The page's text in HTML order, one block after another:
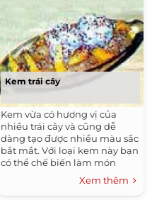
Kem trái cây
Kem vừa có hương vị của
nhiều trái cây và cũng dễ
dàng tạo được nhiều màu sắc
bắt mắt. Với loại kem này bạn
có thể chế biến làm món
tráng miệng sau mỗi bữa ăn.
Xem thêm